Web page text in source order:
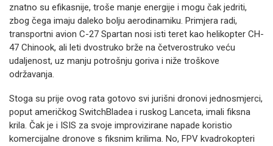
znatno su efikasnije, troše manje energije i mogu čak jedriti,
zbog čega imaju daleko bolju aerodinamiku. Primjera radi,
transportni avion C-27 Spartan nosi isti teret kao helikopter CH-
47 Chinook, ali leti dvostruko brže na četverostruko veću
udaljenost, uz manju potrošnju goriva i niže troškove
održavanja.
Stoga su prije ovog rata gotovo svi jurišni dronovi jednosmjerci,
poput američkog SwitchBladea i ruskog Lanceta, imali fiksna
krila. Čak je i ISIS za svoje improvizirane napade koristio
komercijalne dronove s fiksnim krilima. No, FPV kvadrokopteri